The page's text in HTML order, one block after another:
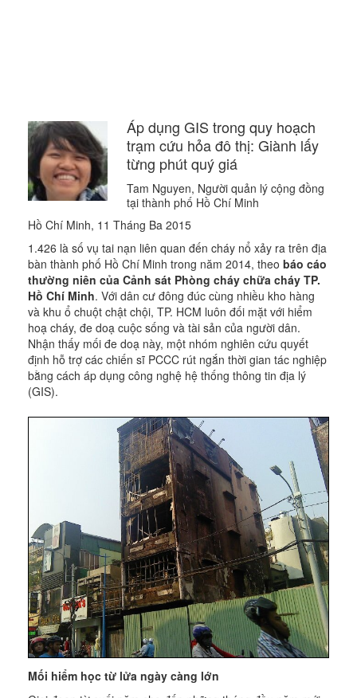
Áp dụng GIS trong quy hoạch
trạm cứu hỏa đô thị: Giành lấy
từng phút quý giá
Tam Nguyen, Người quản lý cộng đồng
tại thành phố Hồ Chí Minh
Hồ Chí Minh, 11 Tháng Ba 2015
1.426 là số vụ tai nạn liên quan đến cháy nổ xảy ra trên địa
bàn thành phố Hồ Chí Minh trong năm 2014, theo báo cáo
thường niên của Cảnh sát Phòng cháy chữa cháy TP.
Hồ Chí Minh. Với dân cư đông đúc cùng nhiều kho hàng
và khu ổ chuột chật chội, TP. HCM luôn đối mặt với hiểm
hoạ cháy, đe doạ cuộc sống và tài sản của người dân.
Nhận thấy mối đe doạ này, một nhóm nghiên cứu quyết
định hỗ trợ các chiến sĩ PCCC rút ngắn thời gian tác nghiệp
bằng cách áp dụng công nghệ hệ thống thông tin địa lý
(GIS).
Mối hiểm học từ lửa ngày càng lớn